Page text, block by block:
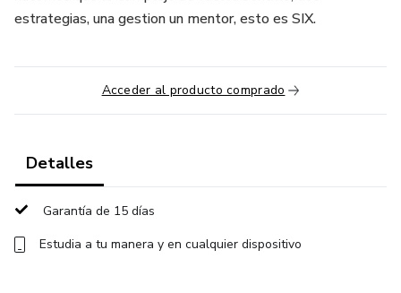
estrategias, una gestion un mentor, esto es SIX.
Acceder al producto comprado
Detalles
Garantía de 15 días
Estudia a tu manera y en cualquier dispositivo